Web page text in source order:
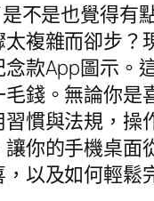
不是也覺得
複雜而卻步
款App圖示
錢。無論你
慣與法規，
你的手機桌
以及如何輕鬆